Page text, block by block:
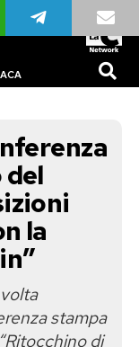
la
stampa
di